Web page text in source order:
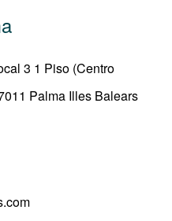
3 1 Piso (Centro
Palma Illes Balears